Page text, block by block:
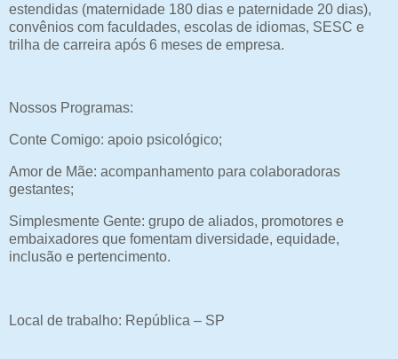
estendidas (maternidade 180 dias e paternidade 20 dias),
convênios com faculdades, escolas de idiomas, SESC e
trilha de carreira após 6 meses de empresa.
Nossos Programas:
Conte Comigo: apoio psicológico;
Amor de Mãe: acompanhamento para colaboradoras
gestantes;
Simplesmente Gente: grupo de aliados, promotores e
embaixadores que fomentam diversidade, equidade,
inclusão e pertencimento.
Local de trabalho: República – SP